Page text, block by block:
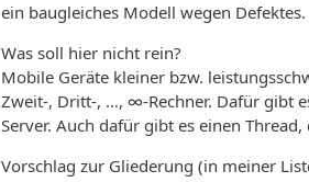
ein baugleiches Modell wegen
Was soll hier nicht rein?
Mobile Geräte kleiner bzw.
Zweit-, Dritt-, …, ∞-Rechner. Dafür gibt
Server. Auch dafür gibt es einen
Vorschlag zur Gliederung (in meiner